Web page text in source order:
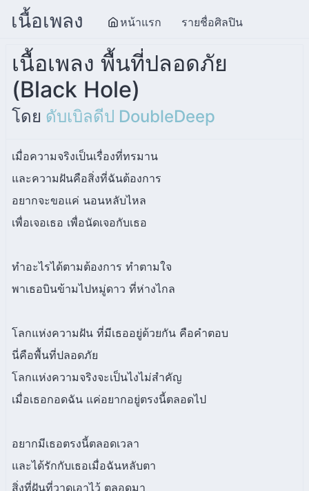
เนื้อเพลง หน้าแรก รายชื่อศิลปิน
เนื้อเพลง พื้นที่ปลอดภัย
(Black Hole)
โดย ดับเบิลดีป DoubleDeep
เมื่อความจริงเป็นเรื่องที่ทรมาน
และความฝันคือสิ่งที่ฉันต้องการ
อยากจะขอแค่ นอนหลับไหล
เพื่อเจอเธอ เพื่อนัดเจอกับเธอ
ทำอะไรได้ตามต้องการ ทำตามใจ
พาเธอบินข้ามไปหมู่ดาว ที่ห่างไกล
โลกแห่งความฝัน ที่มีเธออยู่ด้วยกัน คือคำตอบ
นี่คือพื้นที่ปลอดภัย
โลกแห่งความจริงจะเป็นไงไม่สำคัญ
เมื่อเธอกอดฉัน แค่อยากอยู่ตรงนี้ตลอดไป
อยากมีเธอตรงนี้ตลอดเวลา
และได้รักกับเธอเมื่อฉันหลับตา
สิ่งที่ฝันที่วาดเอาไว้ ตลอดมา